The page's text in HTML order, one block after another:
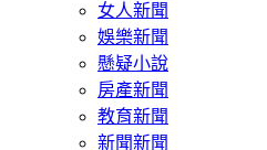
女人新聞
娛樂新聞
懸疑小說
房產新聞
教育新聞
新聞新聞